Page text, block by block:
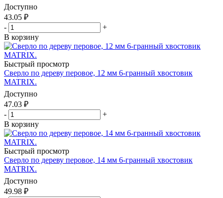
Доступно
43.05 ₽
-
+
В корзину
Быстрый просмотр
Сверло по дереву перовое, 12 мм 6-гранный хвостовик
MATRIX.
Доступно
47.03 ₽
-
+
В корзину
Быстрый просмотр
Сверло по дереву перовое, 14 мм 6-гранный хвостовик
MATRIX.
Доступно
49.98 ₽